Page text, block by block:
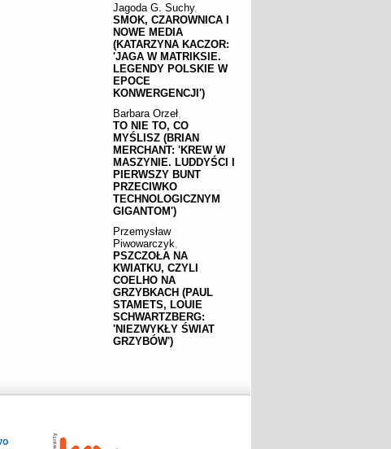
Jagoda G. Suchy,
SMOK, CZAROWNICA I
NOWE MEDIA
(KATARZYNA KACZOR:
'JAGA W MATRIKSIE.
LEGENDY POLSKIE W
EPOCE
KONWERGENCJI')
Barbara Orzeł
TO NIE TO, CO
MYŚLISZ (BRIAN
MERCHANT: 'KREW W
MASZYNIE. LUDDYŚCI I
PIERWSZY BUNT
PRZECIWKO
TECHNOLOGICZNYM
GIGANTOM')
Przemysław
Piwowarczyk
PSZCZOŁA NA
KWIATKU, CZYLI
COELHO NA
GRZYBKACH (PAUL
STAMETS, LOUIE
SCHWARTZBERG:
'NIEZWYKŁY ŚWIAT
GRZYBÓW')